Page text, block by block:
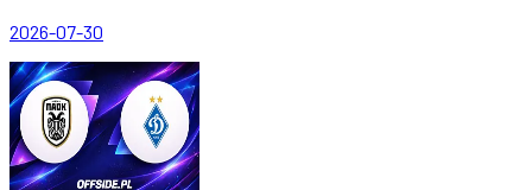
2026-07-30